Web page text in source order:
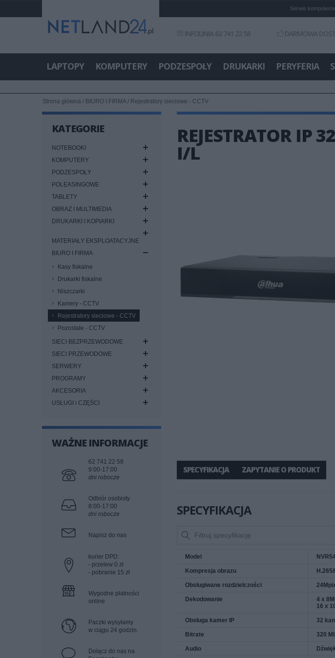
Serwis
INFOLINIA 62 741 22 58 DARMOWA
LAPTOPY KOMPUTERY PODZESPOŁY DRUKARKI PERYFERIA
Strona główna / BIURO I FIRMA/ Rejestratory sieciowe - CCTV
KATEGORIE
NOTEBOOKI
KOMPUTERY
PODZESPOŁY
POLEASINGOWE
TABLETY
OBRAZ I MULTIMEDIA
DRUKARKI I KOPIARKI
MATERIAŁY EKSPLOATACYJNE
BIURO I FIRMA
Kasy fiskalne
Drukarki fiskalne
Niszczarki
Kamery - CCTV
Rejestratory sieciowe - CCTV
Pozostałe - CCTV
SIECI BEZPRZEWODOWE
SIECI PRZEWODOWE
SERWERY
PROGRAMY
AKCESORIA
USŁUGI i CZĘŚCI
WAŻNE INFORMACJE
62 741 22 58
9:00-17:00
dni robocze
Odbiór osobisty
8:00-17:00
dni robocze
Napisz do nas
kurier DPD:
- przelew 0 zł
- pobranie 15 zł
Wygodne płatności
online
Paczki wysyłamy
w ciągu 24 godzin.
Dołącz do nas na
REJESTRATOR IP
I/L
SPECYFIKACJA ZAPYTANIE O PRODUKT
SPECYFIKACJA
Model
Kompresja obrazu
Obsługiwane rozdzielczości
Dekodowanie
4 x
16 x
Obsługa kamer IP 32
Bitrate 320
Audio